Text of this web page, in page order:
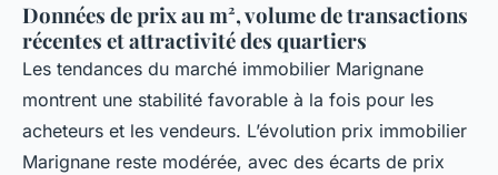
Données de prix au m², volume de transactions
récentes et attractivité des quartiers
Les tendances du marché immobilier Marignane
montrent une stabilité favorable à la fois pour les
acheteurs et les vendeurs. L’évolution prix immobilier
Marignane reste modérée, avec des écarts de prix